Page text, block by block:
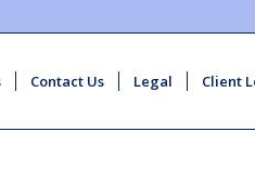
Contact Us Legal Client